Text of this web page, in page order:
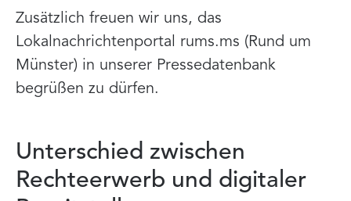
Zusätzlich freuen wir uns, das
Lokalnachrichtenportal rums.ms (Rund um
Münster) in unserer Pressedatenbank
begrüßen zu dürfen.
Unterschied zwischen
Rechteerwerb und digitaler